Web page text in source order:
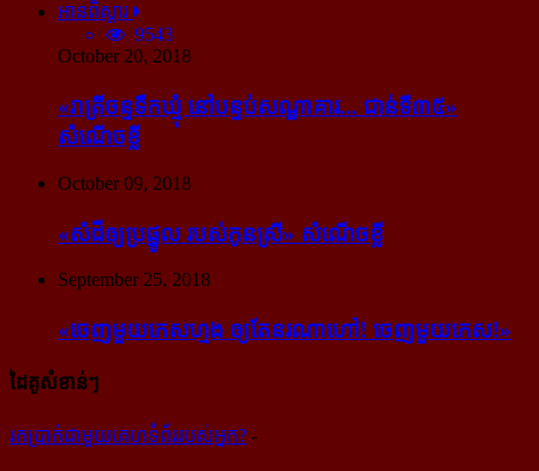
អានពិស្ដារ
9543
October 20, 2018
«រាត្រីចន្ទទឹកឃ្មុំ នៅបន្ទប់សណ្ឋាគារ... ជាន់ទី៣៥»
សំណើចខ្លី
October 09, 2018
«សំដី​ឲ្យ​ប្រផ្នូល របស់​កូនស្រី» សំណើចខ្លី
September 25, 2018
«ចេញ​មួយ​កេស​ហ្មង ឲ្យ​តែ​នរណា​ហៅ! ចេញ​មួយ​កេស!»
ដៃគូសំខាន់ៗ
រក​​ប្រាក់​​ជា​​មួយ​​គេហទំព័រ​​របស់​​អ្នក? -